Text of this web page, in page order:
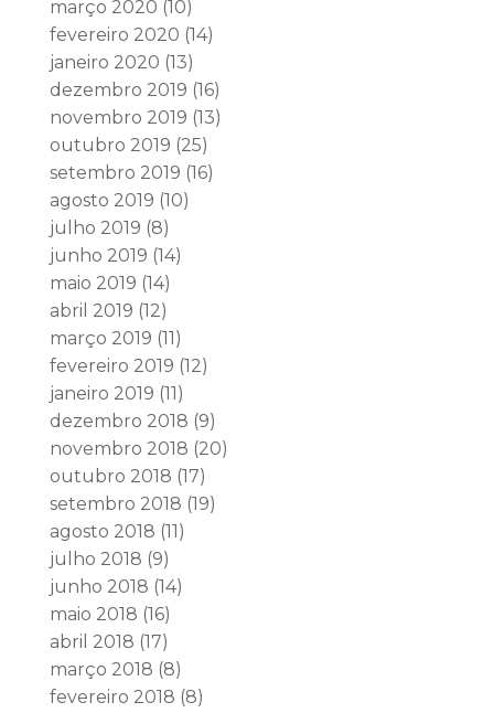
março 2020 (10)
fevereiro 2020 (14)
janeiro 2020 (13)
dezembro 2019 (16)
novembro 2019 (13)
outubro 2019 (25)
setembro 2019 (16)
agosto 2019 (10)
julho 2019 (8)
junho 2019 (14)
maio 2019 (14)
abril 2019 (12)
março 2019 (11)
fevereiro 2019 (12)
janeiro 2019 (11)
dezembro 2018 (9)
novembro 2018 (20)
outubro 2018 (17)
setembro 2018 (19)
agosto 2018 (11)
julho 2018 (9)
junho 2018 (14)
maio 2018 (16)
abril 2018 (17)
março 2018 (8)
fevereiro 2018 (8)